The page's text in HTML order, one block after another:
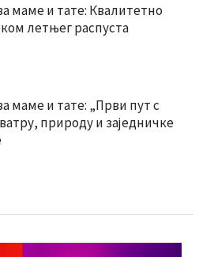
маме и тате: Квалитетно
летњег распуста
маме и тате: „Први пут с
природу и заједничке